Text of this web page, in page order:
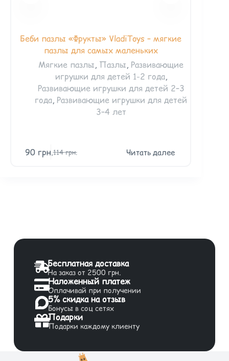
Беби пазлы «Фрукты» VladiToys – мягкие
пазлы для самых маленьких
Мягкие пазлы, Пазлы, Развивающие
игрушки для детей 1-2 года,
Развивающие игрушки для детей 2–3
года, Развивающие игрушки для детей
3–4 лет
114грн.
90 грн. Читать далее
Бесплатная доставка
На заказ от 2500 грн.
Наложенный платеж
Оплачивай при получении
5% скидка на отзыв
Бонусы в соц сетях
Подарки
Подарки каждому клиенту